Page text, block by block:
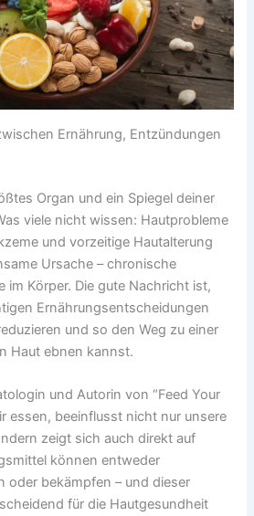
Ernährung, Entzündungen
Organ und ein Spiegel deiner
viele nicht wissen: Hautprobleme
und vorzeitige Hautalterung
Ursache – chronische
im Körper. Die gute Nachricht ist,
Ernährungsentscheidungen
und so den Weg zu einer
Haut ebnen kannst.
und Autorin von “Feed Your
essen, beeinflusst nicht nur unsere
zeigt sich auch direkt auf
können entweder
oder bekämpfen – und dieser
für die Hautgesundheit